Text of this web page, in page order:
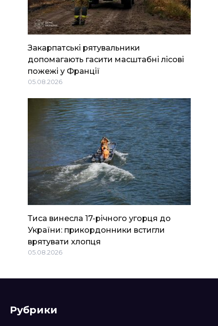
Закарпатські рятувальники
допомагають гасити масштабні лісові
пожежі у Франції
05.08.2026
Тиса винесла 17-річного угорця до
України: прикордонники встигли
врятувати хлопця
05.08.2026
Рубрики